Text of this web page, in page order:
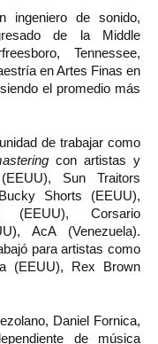
ingeniero de sonido,
de la Middle
Tennessee,
en Artes Finas en
el promedio más
de trabajar como
con artistas y
Sun Traitors
Shorts (EEUU),
(EEUU), Corsario
AcA (Venezuela).
para artistas como
(EEUU), Rex Brown
Daniel Fornica,
de música